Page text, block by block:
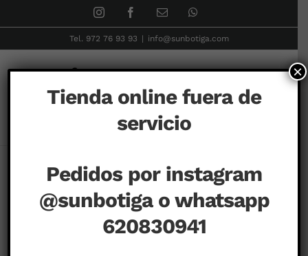
to
content
InstagramFacebookCorreoWhatsApp
Tel. 972 76 93 93 info@sunbotiga.com
Tienda online fuera de
servicio
Pedidos por instagram
@sunbotiga o whatsapp
620830941
×